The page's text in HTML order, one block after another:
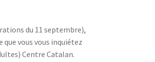
du 11 septembre),
vous vous inquiétez
Centre Catalan.